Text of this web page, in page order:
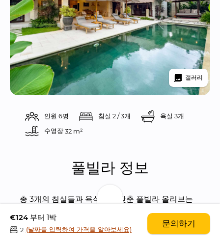
갤러리
인원 6명 침실 2 / 3개
욕실 3개
수영장 32 m²
풀빌라 정보
총 3개의 침실들과 욕식들을 갖춘 풀빌라 올리브는
제일 패셔너블하며 럭셔리한 스미냑에 위치하고 있
습니다. 풀빌라 올리브에서 해변까진 걸어서 오직 10
분 밖에 걸리지 않으며, 주위엔 유명한 레스토랑들과
€124 부터 1박
2 (날짜를 입력하여 가격을 알아보세요)
문의하기